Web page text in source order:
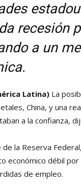
recesión
a un
Latina) La
China, y una
a la confianza,
la Reserva
económico débil
de empleo.